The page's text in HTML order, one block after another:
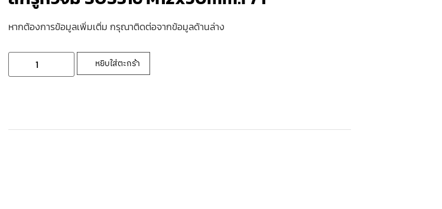
หากต้องการข้อมูลเพิ่มเติ่ม กรุณาติดต่อจากข้อมูลด้านล่าง
หยิบใส่ตะกร้า